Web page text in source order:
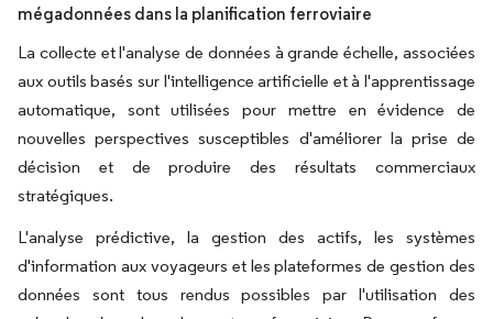
mégadonnées dans la planification ferroviaire
La collecte et l'analyse de données à grande échelle, associées
aux outils basés sur l'intelligence artificielle et à l'apprentissage
automatique, sont utilisées pour mettre en évidence de
nouvelles perspectives susceptibles d'améliorer la prise de
décision et de produire des résultats commerciaux
stratégiques.
L'analyse prédictive, la gestion des actifs, les systèmes
d'information aux voyageurs et les plateformes de gestion des
données sont tous rendus possibles par l'utilisation des